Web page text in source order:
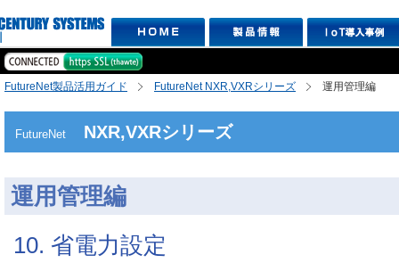
FutureNet製品活用ガイド FutureNet NXR,VXRシリーズ 運用管理編
FutureNet NXR,VXRシリーズ
運用管理編
10. 省電力設定